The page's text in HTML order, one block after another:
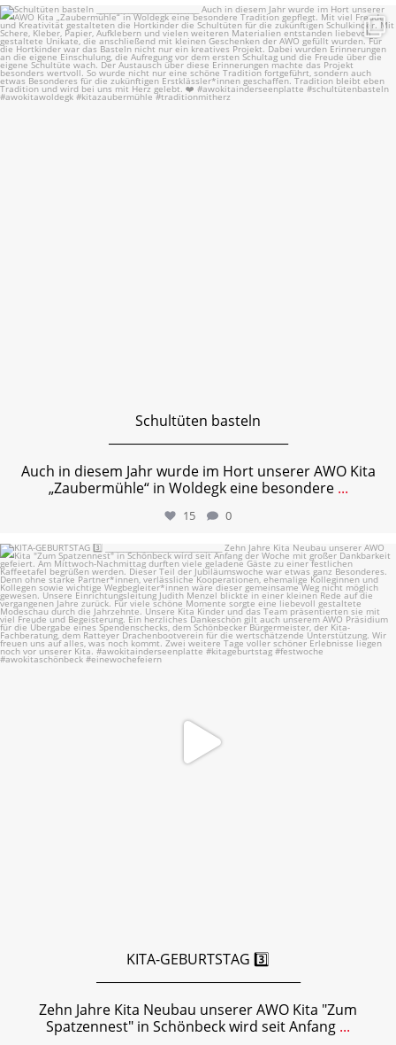
Schultüten basteln ...
15 0
Schultüten basteln
Auch in diesem Jahr wurde im Hort unserer AWO Kita
„Zaubermühle“ in Woldegk eine besondere ...
15 0
KITA-GEBURTSTAG 3️⃣...
24 1
KITA-GEBURTSTAG 3️⃣
Zehn Jahre Kita Neubau unserer AWO Kita "Zum
Spatzennest" in Schönbeck wird seit Anfang ...